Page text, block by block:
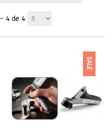
4 de 4
SALE